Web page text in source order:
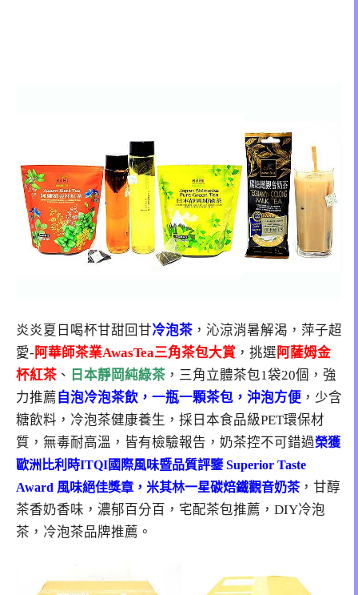
炎炎夏日喝杯甘甜回甘冷泡茶 ，沁涼消暑解渴，萍子超
愛- 阿華師茶業AwasTea三角茶包大賞 ，挑選 阿薩姆金
杯紅茶 、 日本靜岡純綠茶 ，三角立體茶包1袋20個，強
力推薦 自泡冷泡茶飲，一瓶一顆茶包，沖泡方便 ，少含
糖飲料，冷泡茶健康養生，採日本食品級PET環保材
質，無毒耐高溫，皆有檢驗報告，奶茶控不可錯過榮獲
歐洲比利時ITQI國際風味暨品質評鑒 Superior Taste
Award 風味絕佳獎章，米其林一星碳焙鐵觀音奶茶，甘醇
茶香奶香味，濃郁百分百，宅配茶包推薦，DIY冷泡
茶，冷泡茶品牌推薦。